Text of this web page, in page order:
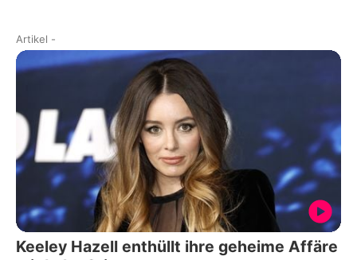
Artikel -
Keeley Hazell enthüllt ihre geheime Affäre